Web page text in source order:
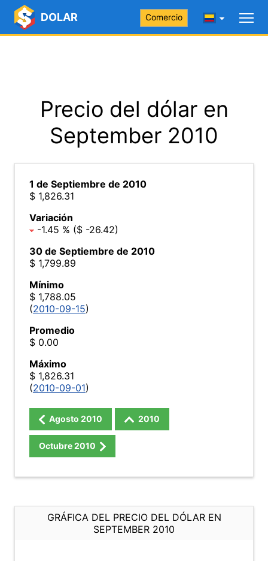
DOLAR Comercio
Precio del dólar en
September 2010
1 de Septiembre de 2010
$ 1,826.31
Variación
-1.45 % ($ -26.42)
30 de Septiembre de 2010
$ 1,799.89
Mínimo
$ 1,788.05
(2010-09-15)
Promedio
$ 0.00
Máximo
$ 1,826.31
(2010-09-01)
Agosto 2010 2010
Octubre2010
GRÁFICA DEL PRECIO DEL DÓLAR EN
SEPTEMBER 2010